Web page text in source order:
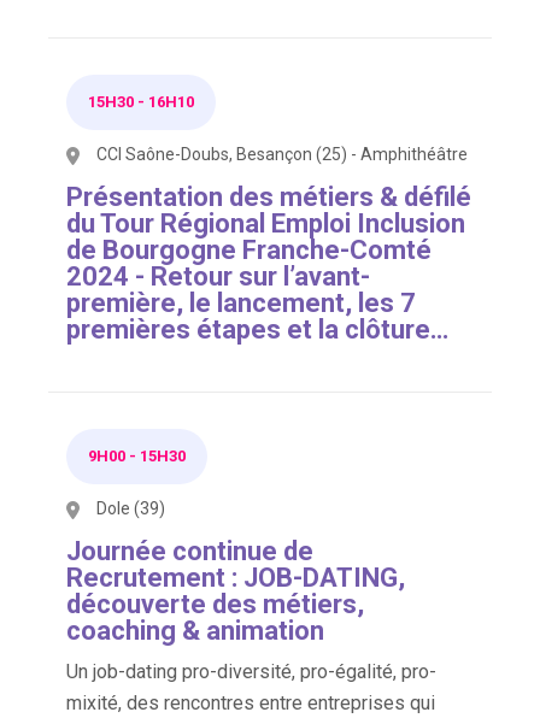
15H30 - 16H10
CCI Saône-Doubs, Besançon (25) - Amphithéâtre
Présentation des métiers & défilé
du Tour Régional Emploi Inclusion
de Bourgogne Franche-Comté
2024 - Retour sur l’avant-
première, le lancement, les 7
premières étapes et la clôture…
9H00 - 15H30
Dole (39)
Journée continue de
Recrutement : JOB-DATING,
découverte des métiers,
coaching & animation
Un job-dating pro-diversité, pro-égalité, pro-
mixité, des rencontres entre entreprises qui